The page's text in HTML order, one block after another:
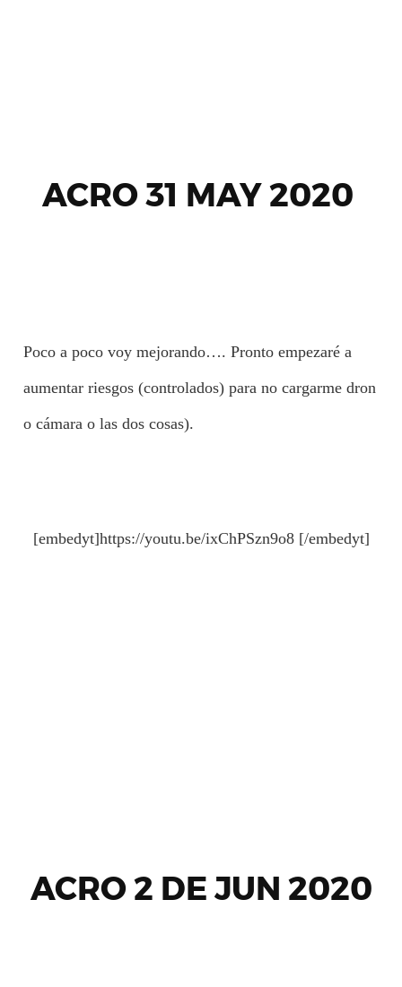
ACRO 31 MAY 2020
Poco a poco voy mejorando…. Pronto empezaré a
aumentar riesgos (controlados) para no cargarme dron
o cámara o las dos cosas).
[embedyt]https://youtu.be/ixChPSzn9o8 [/embedyt]
ACRO 2 DE JUN 2020